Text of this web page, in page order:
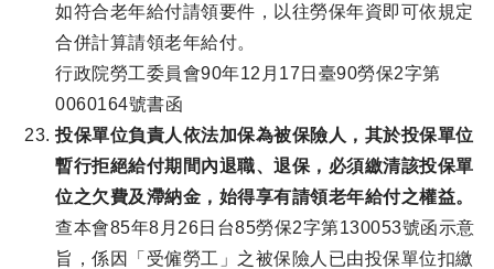
如符合老年給付請領要件，以往勞保年資即可依規定
合併計算請領老年給付。
行政院勞工委員會90年12月17日臺90勞保2字第
0060164號書函
投保單位負責人依法加保為被保險人，其於投保單位
暫行拒絕給付期間內退職、退保，必須繳清該投保單
位之欠費及滯納金，始得享有請領老年給付之權益。
查本會85年8月26日台85勞保2字第130053號函示意
旨，係因「受僱勞工」之被保險人已由投保單位扣繳